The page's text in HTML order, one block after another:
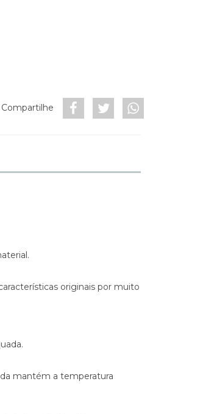
Compartilhe
originais por muito
mantém a temperatura